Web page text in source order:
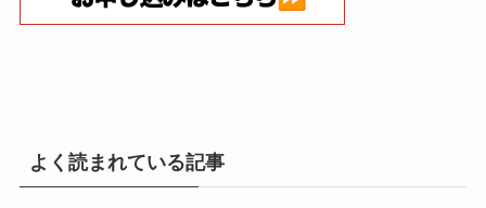
よく読まれている記事